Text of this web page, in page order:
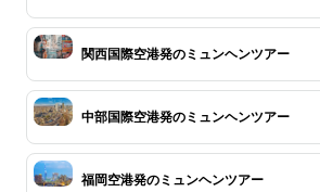
関西国際空港発のミュンヘンツアー
中部国際空港発のミュンヘンツアー
福岡空港発のミュンヘンツアー